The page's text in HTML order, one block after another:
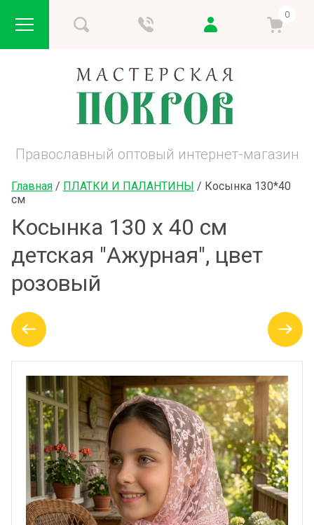
0
Православный оптовый интернет-магазин
Главная / ПЛАТКИ И ПАЛАНТИНЫ / Косынка 130*40
см
Косынка 130 х 40 см
детская "Ажурная", цвет
розовый